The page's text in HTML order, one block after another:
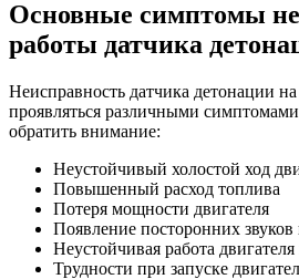
Основные симптомы
работы датчика
Неисправность датчика детонации
проявляться различными
обратить внимание:
Неустойчивый холостой ход
Повышенный расход топлива
Потеря мощности двигателя
Появление посторонних звуков
Неустойчивая работа
Трудности при запуске